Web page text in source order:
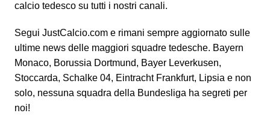
calcio tedesco su tutti i nostri canali.
Segui JustCalcio.com e rimani sempre aggiornato sulle
ultime news delle maggiori squadre tedesche. Bayern
Monaco, Borussia Dortmund, Bayer Leverkusen,
Stoccarda, Schalke 04, Eintracht Frankfurt, Lipsia e non
solo, nessuna squadra della Bundesliga ha segreti per
noi!